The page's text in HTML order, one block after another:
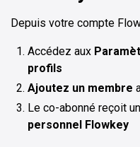
Depuis votre compte
Accédez aux
profils
Ajoutez un membre
Le co-abonné reçoit
personnel Flowkey